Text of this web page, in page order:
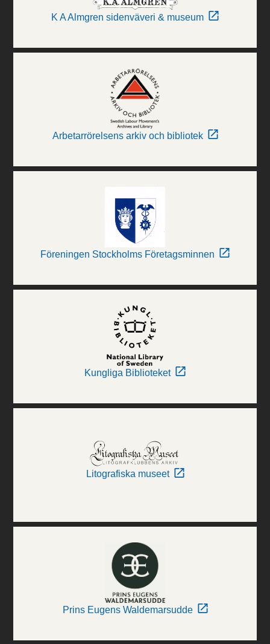
K A Almgren sidenväveri & museum
Arbetarrörelsens arkiv och bibliotek
Föreningen Stockholms Företagsminnen
Kungliga Biblioteket
Litografiska museet
Prins Eugens Waldemarsudde